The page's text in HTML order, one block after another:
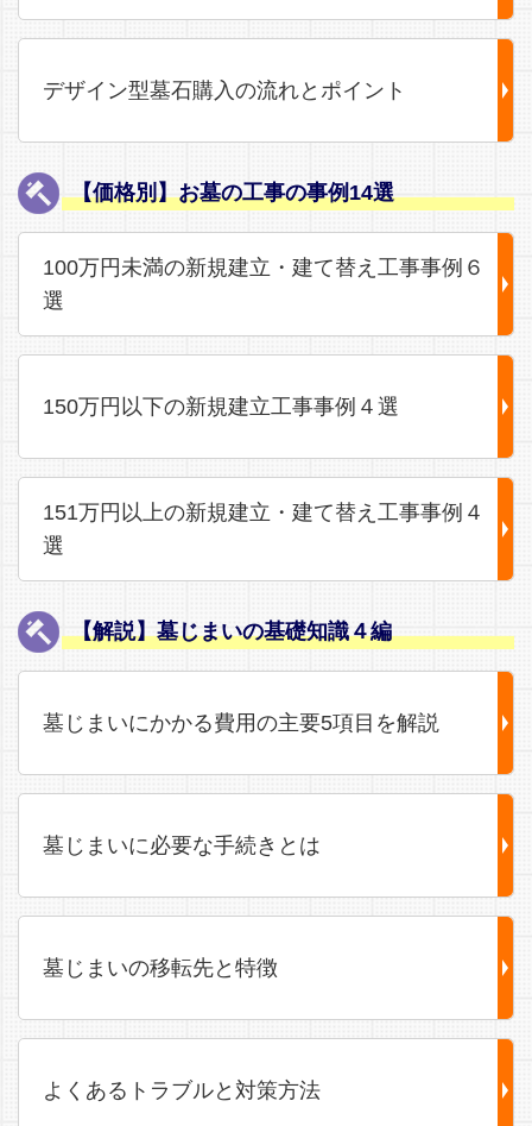
デザイン型墓石購入の流れとポイント
【価格別】お墓の工事の事例14選
100万円未満の新規建立・建て替え工事事例６
選
150万円以下の新規建立工事事例４選
151万円以上の新規建立・建て替え工事事例４
選
【解説】墓じまいの基礎知識４編
墓じまいにかかる費用の主要5項目を解説
墓じまいに必要な手続きとは
墓じまいの移転先と特徴
よくあるトラブルと対策方法